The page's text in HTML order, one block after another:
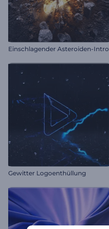
Einschlagender Asteroiden-Intro
Gewitter Logoenthüllung